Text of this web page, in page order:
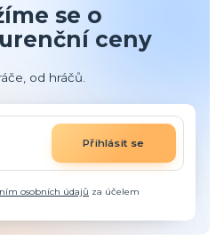
se o
ceny
od hráčů.
Přihlásit se
osobních údajů za účelem